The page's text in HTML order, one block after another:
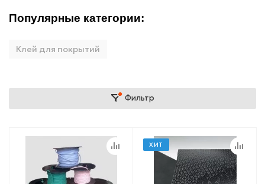
Популярные категории:
Клей для покрытий
Фильтр
ХИТ